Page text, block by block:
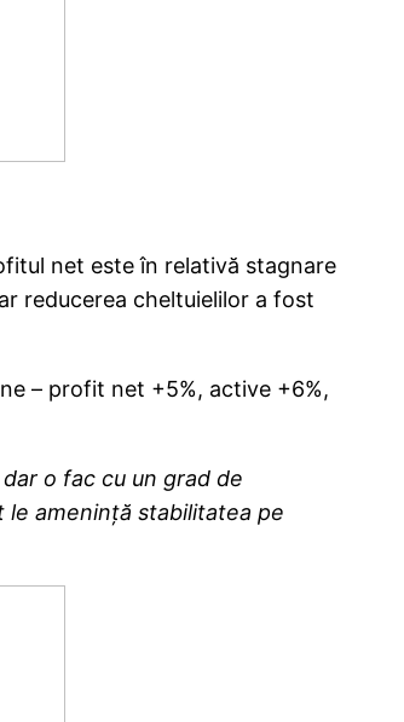
net este în relativă stagnare
reducerea cheltuielilor a fost
– profit net +5%, active +6%,
o fac cu un grad de
amenință stabilitatea pe